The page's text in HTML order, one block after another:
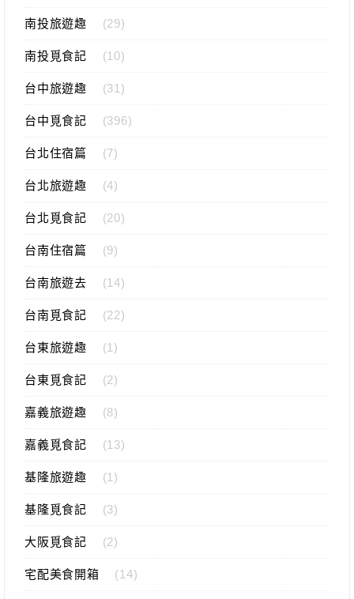
南投旅遊趣 (29)
南投覓食記 (10)
台中旅遊趣 (31)
台中覓食記 (396)
台北住宿篇 (7)
台北旅遊趣 (4)
台北覓食記 (20)
台南住宿篇 (9)
台南旅遊去 (14)
台南覓食記 (22)
台東旅遊趣 (1)
台東覓食記 (2)
嘉義旅遊趣 (8)
嘉義覓食記 (13)
基隆旅遊趣 (1)
基隆覓食記 (3)
大阪覓食記 (2)
宅配美食開箱 (14)